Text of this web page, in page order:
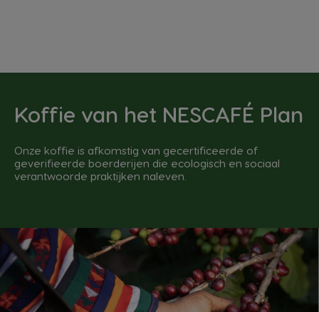
Koffie van het NESCAFÉ Plan
Onze koffie is afkomstig van gecertificeerde of
geverifieerde boerderijen die ecologisch en sociaal
verantwoorde praktijken naleven.